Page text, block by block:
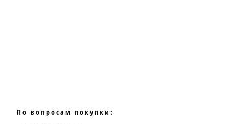
По вопросам покупки: